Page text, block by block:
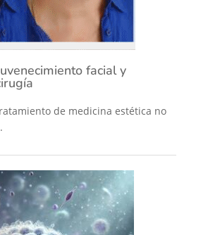
facial y
de medicina estética no